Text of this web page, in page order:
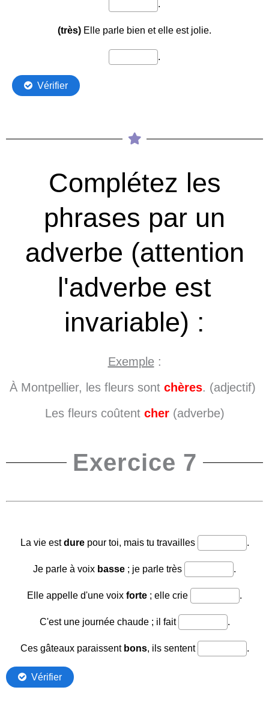
Complétez les
phrases par un
adverbe (attention
l'adverbe est
invariable) :
Exemple:
À Montpellier, les fleurs sont chères. (adjectif)
Les fleurs coûtent cher(adverbe)
Exercice 7